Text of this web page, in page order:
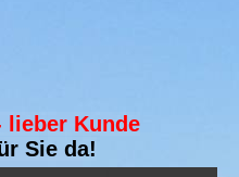
lieber Kunde
Sie da!